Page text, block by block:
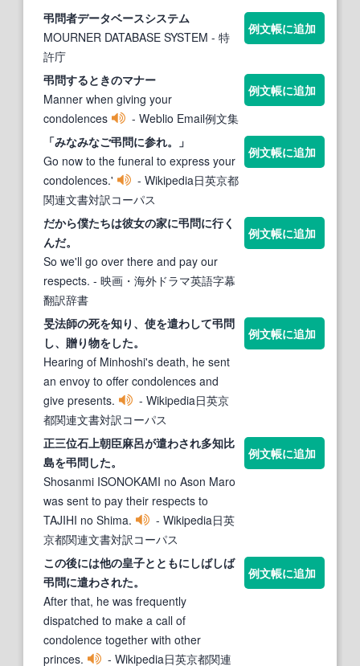
弔問者データベースシステム
MOURNER DATABASE SYSTEM - 特
許庁
例文帳に追加
弔問するときのマナー
Manner when giving your
condolences
- Weblio Email例文集
例文帳に追加
「みなみなご弔問に参れ。」
Go now to the funeral to express your
condolences.'
- Wikipedia日英京都
関連文書対訳コーパス
例文帳に追加
だから僕たちは彼女の家に弔問に行く
んだ。
So we'll go over there and pay our
respects. - 映画・海外ドラマ英語字幕
翻訳辞書
例文帳に追加
旻法師の死を知り、使を遣わして弔問
し、贈り物をした。
Hearing of Minhoshi's death, he sent
an envoy to offer condolences and
give presents.
- Wikipedia日英京
都関連文書対訳コーパス
例文帳に追加
正三位石上朝臣麻呂が遣わされ多知比
島を弔問した。
Shosanmi ISONOKAMI no Ason Maro
was sent to pay their respects to
TAJIHI no Shima.
- Wikipedia日英
京都関連文書対訳コーパス
例文帳に追加
この後には他の皇子とともにしばしば
弔問に遣わされた。
After that, he was frequently
dispatched to make a call of
condolence together with other
princes.
- Wikipedia日英京都関連
例文帳に追加